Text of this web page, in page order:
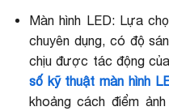
Màn hình LED: Lựa
chuyên dụng, có độ
chịu được tác động
số kỹ thuật màn hình
khoảng cách điểm